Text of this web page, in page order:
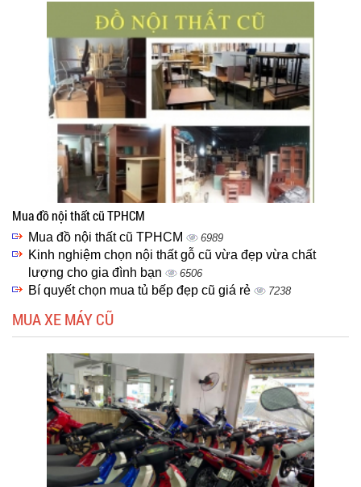
Mua đồ nội thất cũ TPHCM
Mua đồ nội thất cũ TPHCM 6989
Kinh nghiệm chọn nội thất gỗ cũ vừa đẹp vừa chất
lượng cho gia đình bạn
6506
Bí quyết chọn mua tủ bếp đẹp cũ giá rẻ 7238
MUA XE MÁY CŨ